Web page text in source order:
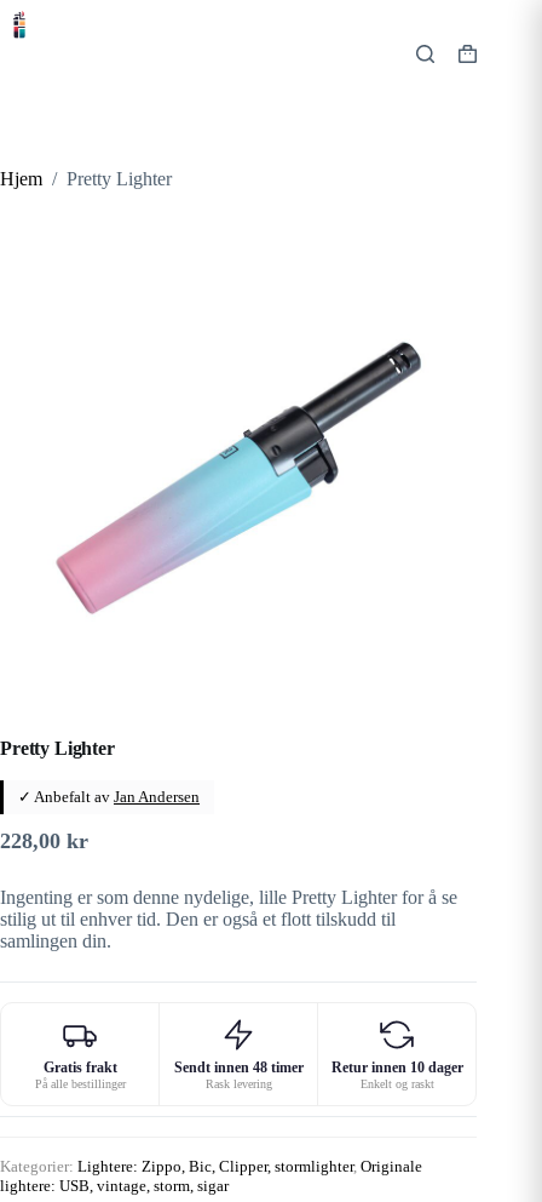
Hopp
Hjem / Pretty Lighter
Pretty Lighter
✓ Anbefalt av Jan Andersen
228,00 kr
Ingenting er som denne nydelige, lille Pretty Lighter for å se
stilig ut til enhver tid. Den er også et flott tilskudd til
samlingen din.
Gratis frakt
På alle bestillinger
Sendt innen 48 timer
Rask levering
Retur innen 10 dager
Enkelt og raskt
Kategorier: Lightere: Zippo, Bic, Clipper, stormlighter, Originale
lightere: USB, vintage, storm, sigar